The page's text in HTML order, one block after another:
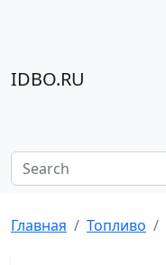
IDBO.RU
Главная Топливо